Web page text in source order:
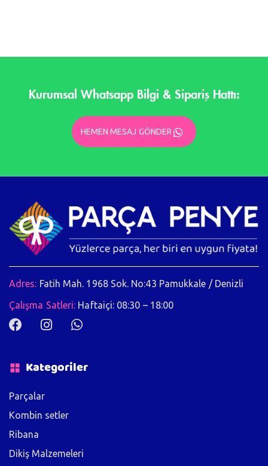
Kurumsal Whatsapp Bilgi & Sipariş Hattı:
HEMEN MESAJ GÖNDER
Adres: Fatih Mah. 1968 Sok. No:43 Pamukkale / Denizli
Çalışma Satleri: Haftaiçi: 08:30 – 18:00
Kategoriler
Parçalar
Kombin setler
Ribana
Dikiş Malzemeleri